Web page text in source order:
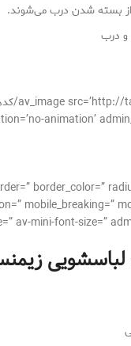
از بسته شدن درب می‌شوند.
و درب
border_color=”
mobile_breaking=”
لباسشویی